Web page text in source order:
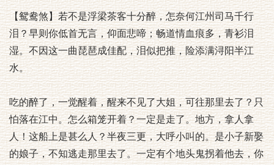
【鸳鸯煞】若不是浮梁茶客十分醉，怎奈何江州司马千行
泪？早则你低首无言，仰面悲啼；畅道情血痕多，青衫泪
湿。不因这一曲琵琶成佳配，泪似把推，险添满浔阳半江
水。
吃的醉了，一觉醒着，醒来不见了大姐，可往那里去了？只
怕落在江中。怎么箱笼开着？一定是走了。地方，拿人拿
人！这船上是甚么人？半夜三更，大呼小叫的。是小子新娶
的娘子，不知逃走那里去了。一定有个地头鬼拐着他去，你